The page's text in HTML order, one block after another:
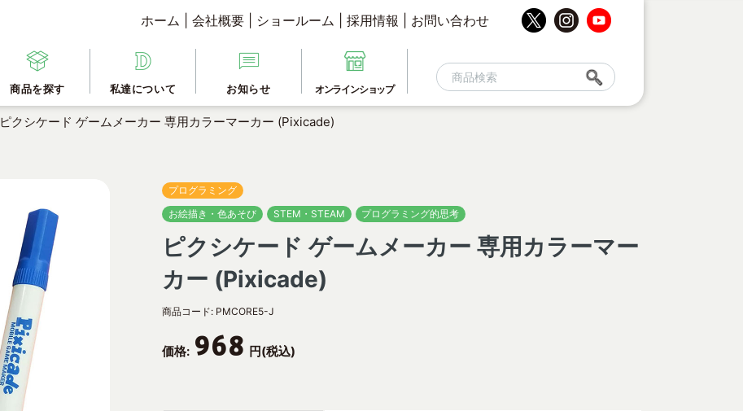
ホーム 会社概要 ショールーム 採用情報 お問い合わせ
商品を探す 私達について お知らせ オンラインショップ
ピクシケード ゲームメーカー 専用カラーマーカー (Pixicade)
プログラミング
お絵描き・色あそび
STEM・STEAM プログラミング的思考
ピクシケード ゲームメーカー 専用カラーマー
カー (Pixicade)
商品コード: PMCORE5-J
価格: 968 円(税込)